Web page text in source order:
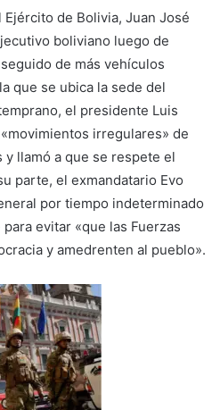
de Bolivia, Juan José
boliviano luego de
de más vehículos
que se ubica la sede del
el presidente Luis
irregulares» de
llamó a que se respete el
parte, el exmandatario Evo
por tiempo indeterminado
evitar «que las Fuerzas
y amedrenten al pueblo».